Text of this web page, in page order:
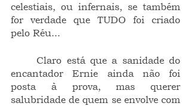
celestiais, ou infernais, se também
for verdade que TUDO foi criado
pelo Réu...
encantador Ernie ainda não foi
posta à prova, mas querer
salubridade de quem se envolve com